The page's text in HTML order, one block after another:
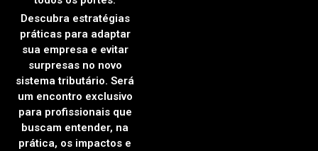
Descubra estratégias
práticas para adaptar
sua empresa e evitar
surpresas no novo
sistema tributário. Será
um encontro exclusivo
para profissionais que
buscam entender, na
prática, os impactos e